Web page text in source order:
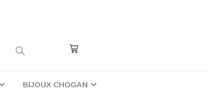
Cart
BIJOUX CHOGAN